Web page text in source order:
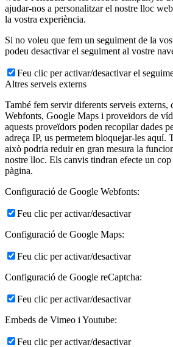
ajudar-nos a personalitzar el nostre lloc
la vostra experiència.
Si no voleu que fem un seguiment de la
podeu desactivar el seguiment al vostre
Feu clic per activar/desactivar el
Altres serveis externs
També fem servir diferents serveis externs,
Webfonts, Google Maps i proveïdors de
aquests proveïdors poden recopilar dades
adreça IP, us permetem bloquejar-les aquí.
això podria reduir en gran mesura la
nostre lloc. Els canvis tindran efecte un cop
pàgina.
Configuració de Google Webfonts:
Feu clic per activar/desactivar
Configuració de Google Maps:
Feu clic per activar/desactivar
Configuració de Google reCaptcha:
Feu clic per activar/desactivar
Embeds de Vimeo i Youtube:
Feu clic per activar/desactivar